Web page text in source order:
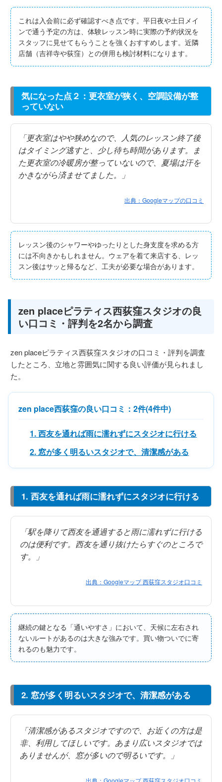
これは入会前に必ず確認すべき点です。平日夜や土日メイ
ンで通う予定の方は、体験レッスン時に実際の予約状況を
スタッフに見せてもらうことを強くおすすめします。近隣
店舗（吉祥寺や荻窪）との併用も検討材料になります。
気になった点２：更衣室が狭く、空調設備が整
っていない
「更衣室はやや狭めなので、人気のレッスン終了後
はタイミング逃すと、少し待ち時間があります。ま
た更衣室の冷暖房が整っていないので、夏場は汗を
かきながら済ませてました。」
出典：Googleマップの口コミ
レッスン後のシャワーやゆったりとした身支度を求める方
には不向きかもしれません。ウェアを着て来店する、レッ
スン後はサッと帰るなど、工夫が必要な場合があります。
zen placeピラティス西荻窪スタジオの良
い口コミ・評判を2名から調査
zen placeピラティス西荻窪スタジオの口コミ・評判を調査
したところ、立地と雰囲気に関する良い評価が見られまし
た。
zen place西荻窪の良い口コミ：2件(4件中)
1. 西友を通れば雨に濡れずにスタジオに行ける
2. 窓が多く明るいスタジオで、清潔感がある
1. 西友を通れば雨に濡れずにスタジオに行ける
「駅を降りて西友を通過すると雨に濡れずに行ける
のは便利です。西友を通り抜けたらすぐのところで
す。」
出典：Googleマップ 西荻窪スタジオ口コミ
継続の鍵となる「通いやすさ」において、天候に左右され
ないルートがあるのは大きな強みです。買い物ついでに寄
れるのも魅力です。
2. 窓が多く明るいスタジオで、清潔感がある
「清潔感があるスタジオですので、お近くの方は是
非、利用してほしいです。あまり広いスタジオでは
ありませんが、窓が多いので明るいです。」
出典：Googleマップ 西荻窪スタジオ口コミ